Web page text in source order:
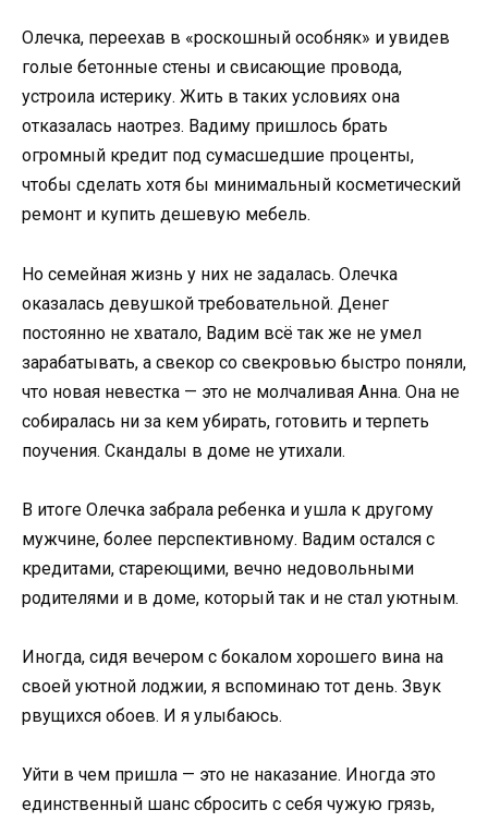
Олечка, переехав в «роскошный особняк» и увидев
голые бетонные стены и свисающие провода,
устроила истерику. Жить в таких условиях она
отказалась наотрез. Вадиму пришлось брать
огромный кредит под сумасшедшие проценты,
чтобы сделать хотя бы минимальный косметический
ремонт и купить дешевую мебель.
Но семейная жизнь у них не задалась. Олечка
оказалась девушкой требовательной. Денег
постоянно не хватало, Вадим всё так же не умел
зарабатывать, а свекор со свекровью быстро поняли,
что новая невестка — это не молчаливая Анна. Она не
собиралась ни за кем убирать, готовить и терпеть
поучения. Скандалы в доме не утихали.
В итоге Олечка забрала ребенка и ушла к другому
мужчине, более перспективному. Вадим остался с
кредитами, стареющими, вечно недовольными
родителями и в доме, который так и не стал уютным.
Иногда, сидя вечером с бокалом хорошего вина на
своей уютной лоджии, я вспоминаю тот день. Звук
рвущихся обоев. И я улыбаюсь.
Уйти в чем пришла — это не наказание. Иногда это
единственный шанс сбросить с себя чужую грязь,